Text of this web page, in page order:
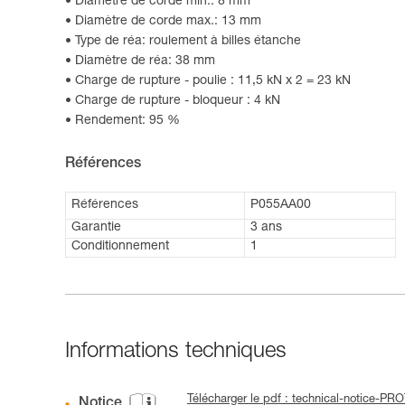
Diamètre de corde max.: 13 mm
Type de réa: roulement à billes étanche
Diamètre de réa: 38 mm
Charge de rupture - poulie : 11,5 kN x 2 = 23 kN
Charge de rupture - bloqueur : 4 kN
Rendement: 95 %
Références
Références
P055AA00
Garantie
3 ans
Conditionnement
1
Informations techniques
Télécharger le pdf : technical-notice-